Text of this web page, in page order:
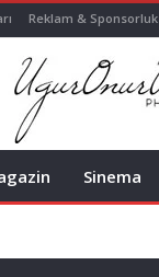
Reklam & Sponsorluk
Sinema